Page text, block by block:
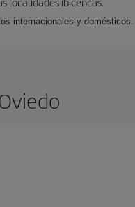
internacionales y domésticos.